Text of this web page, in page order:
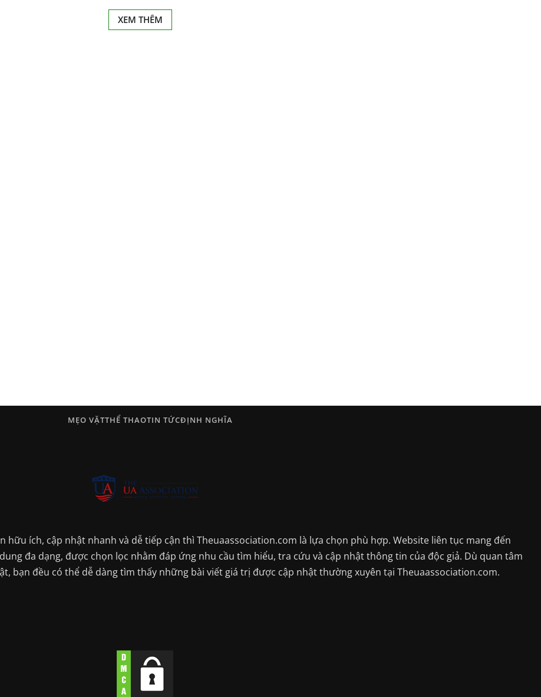
XEM THÊM
MẸO VẶTTHỂ THAOTIN TỨCĐỊNH NGHĨA
ích, cập nhật nhanh và dễ tiếp cận thì Theuaassociation.com là lựa chọn phù hợp. Website liên tục mang đến
đa dạng, được chọn lọc nhằm đáp ứng nhu cầu tìm hiểu, tra cứu và cập nhật thông tin của độc giả. Dù quan tâm
bạn đều có thể dễ dàng tìm thấy những bài viết giá trị được cập nhật thường xuyên tại Theuaassociation.com.